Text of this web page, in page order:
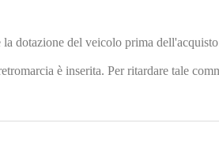
dotazione del veicolo prima
è inserita. Per ritardare tale